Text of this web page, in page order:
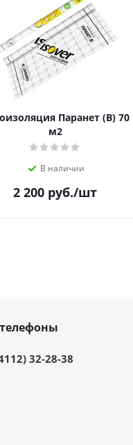
Паранет (В) 70
м2
В наличии
2 200 руб./шт
32-28-38